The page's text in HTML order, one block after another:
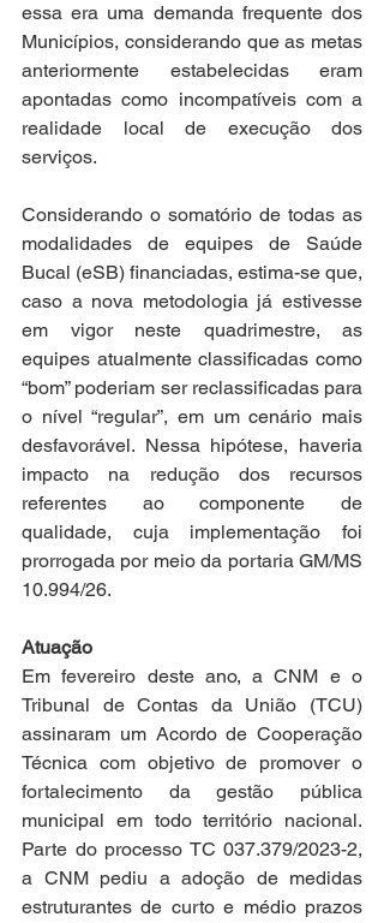
essa era uma demanda frequente dos
Municípios, considerando que as metas
anteriormente estabelecidas eram
apontadas como incompatíveis com a
realidade local de execução dos
serviços.
Considerando o somatório de todas as
modalidades de equipes de Saúde
Bucal (eSB) financiadas, estima-se que,
caso a nova metodologia já estivesse
em vigor neste quadrimestre, as
equipes atualmente classificadas como
“bom” poderiam ser reclassificadas para
o nível “regular”, em um cenário mais
desfavorável. Nessa hipótese, haveria
impacto na redução dos recursos
referentes ao componente de
qualidade, cuja implementação foi
prorrogada por meio da portaria GM/MS
10.994/26.
Atuação
Em fevereiro deste ano, a CNM e o
Tribunal de Contas da União (TCU)
assinaram um Acordo de Cooperação
Técnica com objetivo de promover o
fortalecimento da gestão pública
municipal em todo território nacional.
Parte do processo TC 037.379/2023-2,
a CNM pediu a adoção de medidas
estruturantes de curto e médio prazos